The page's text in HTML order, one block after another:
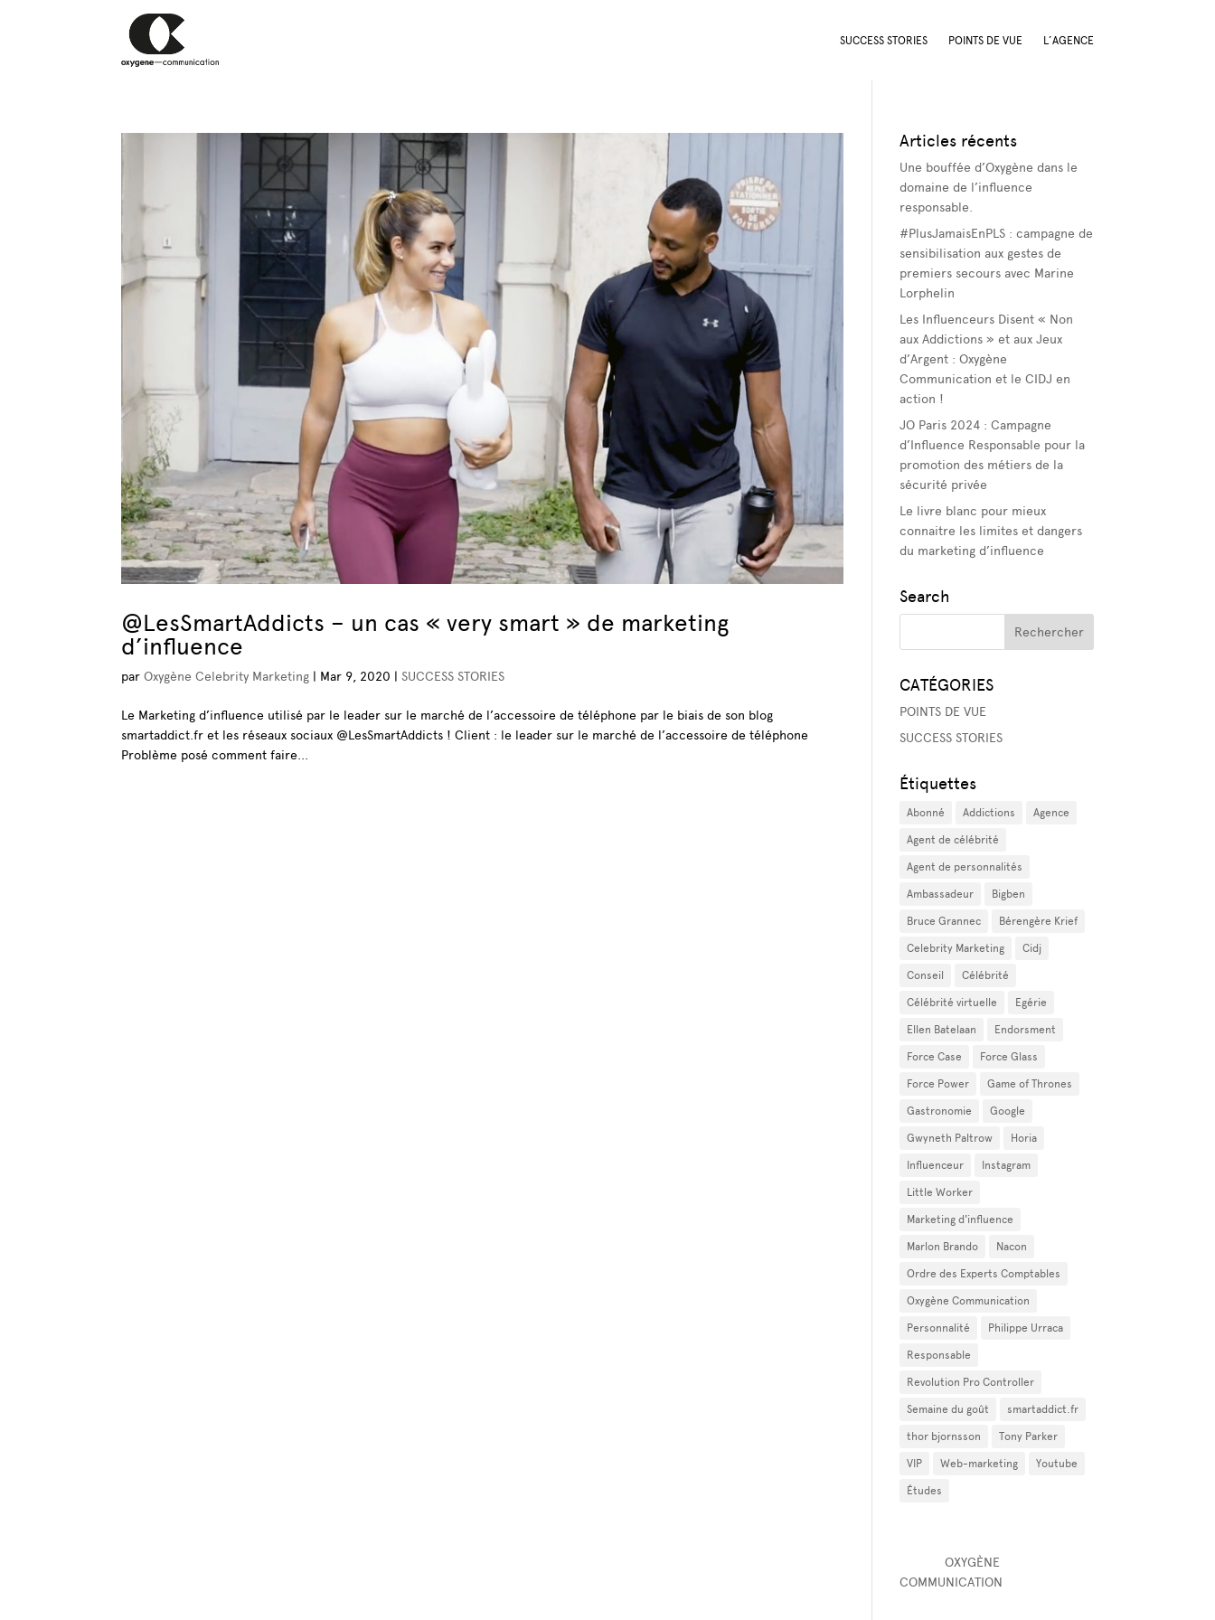
SUCCESS STORIES POINTS DE VUE L’AGENCE
@LesSmartAddicts – un cas « very smart » de marketing
d’influence
parOxygène Celebrity Marketing | Mar 9, 2020 |SUCCESS STORIES
Le Marketing d’influence utilisé par le leader sur le marché de l’accessoire de téléphone par le biais de son blog
smartaddict.fr et les réseaux sociaux @LesSmartAddicts ! Client : le leader sur le marché de l’accessoire de téléphone
Problème posé comment faire...
Articles récents
Une bouffée d’Oxygène dans le
domaine de l’influence
responsable.
#PlusJamaisEnPLS : campagne de
sensibilisation aux gestes de
premiers secours avec Marine
Lorphelin
Les Influenceurs Disent « Non
aux Addictions » et aux Jeux
d’Argent : Oxygène
Communication et le CIDJ en
action !
JO Paris 2024 : Campagne
d’Influence Responsable pour la
promotion des métiers de la
sécurité privée
Le livre blanc pour mieux
connaitre les limites et dangers
du marketing d’influence
Search
CATÉGORIES
POINTS DE VUE
SUCCESS STORIES
Étiquettes
Abonné Addictions Agence
Agent de célébrité
Agent de personnalités
Ambassadeur Bigben
Bruce Grannec Bérengère Krief
Celebrity Marketing Cidj
Conseil Célébrité
Célébrité virtuelle Egérie
Ellen Batelaan Endorsment
Force Case Force Glass
Force Power Game of Thrones
Gastronomie Google
Gwyneth Paltrow Horia
Influenceur Instagram
Little Worker
Marketing d'influence
Marlon Brando Nacon
Ordre des Experts Comptables
Oxygène Communication
Personnalité Philippe Urraca
Responsable
Revolution Pro Controller
Semaine du goût smartaddict.fr
thor bjornsson Tony Parker
VIP Web-marketing Youtube
Études
OXYGÈNE
COMMUNICATION